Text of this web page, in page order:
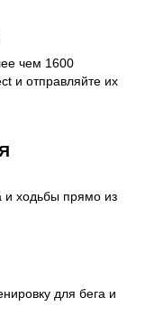
чем 1600
и отправляйте их
и ходьбы прямо из
для бега и